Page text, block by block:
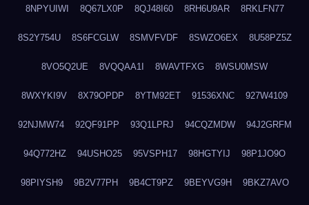
8NPYUIWI 8Q67LX0P 8QJ48I60 8RH6U9AR 8RKLFN77
8S2Y754U 8S6FCGLW 8SMVFVDF 8SWZO6EX 8U58PZ5Z
8VO5Q2UE 8VQQAA1I 8WAVTFXG 8WSU0MSW
8WXYKI9V 8X79OPDP 8YTM92ET 91536XNC 927W4109
92NJMW74 92QF91PP 93Q1LPRJ 94CQZMDW 94J2GRFM
94Q772HZ 94USHO25 95VSPH17 98HGTYIJ 98P1JO9O
98PIYSH9 9B2V77PH 9B4CT9PZ 9BEYVG9H 9BKZ7AVO